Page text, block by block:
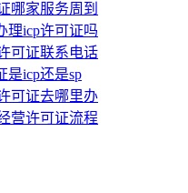
哪家服务周到
理icp许可证吗
可证联系电话
是icp还是sp
可证去哪里办
营许可证流程